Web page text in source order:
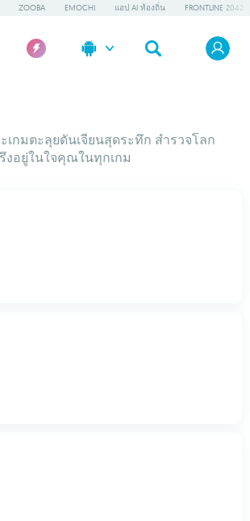
ZOOBA EMOCHI แอป AI ท้องถิ่น FRONTLINE 2042
กมตะลุยดันเจียนสุดระทึก สำรวจโลก
งอยู่ในใจคุณในทุกเกม